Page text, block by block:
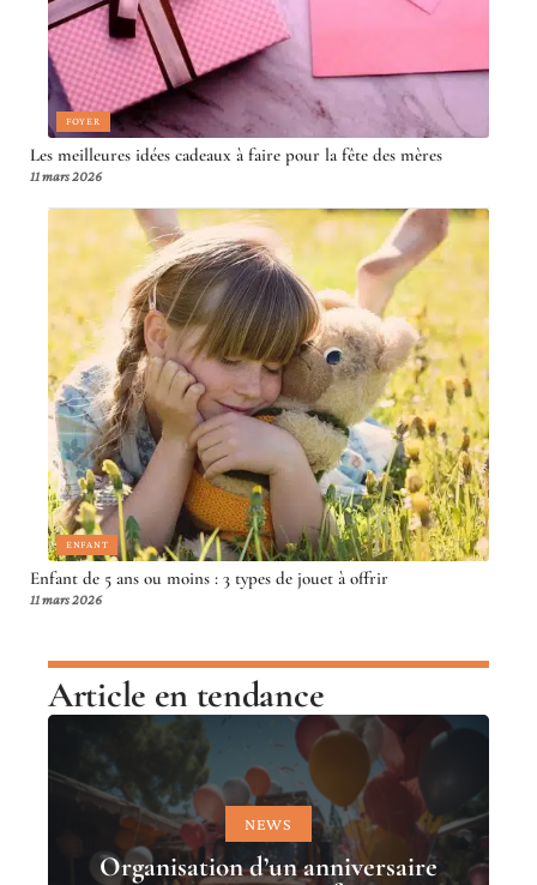
FOYER
Les meilleures idées cadeaux à faire pour la fête des mères
11 mars 2026
ENFANT
Enfant de 5 ans ou moins : 3 types de jouet à offrir
11 mars 2026
Article en tendance
NEWS
Organisation d’un anniversaire